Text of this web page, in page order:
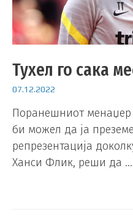
Тухел го сака
07.12.2022
Поранешниот менаџер
би можел да ја
репрезентација
Ханси Флик, реши да …